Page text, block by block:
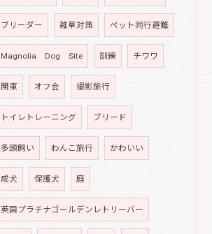
ブリーダー 雑草対策 ペット同行避難
Magnolia Dog Site 訓練 チワワ
関東 オフ会 撮影旅行
トイレトレーニング ブリード
多頭飼い わんこ旅行 かわいい
成犬 保護犬 庭
英国プラチナゴールデンレトリーバー